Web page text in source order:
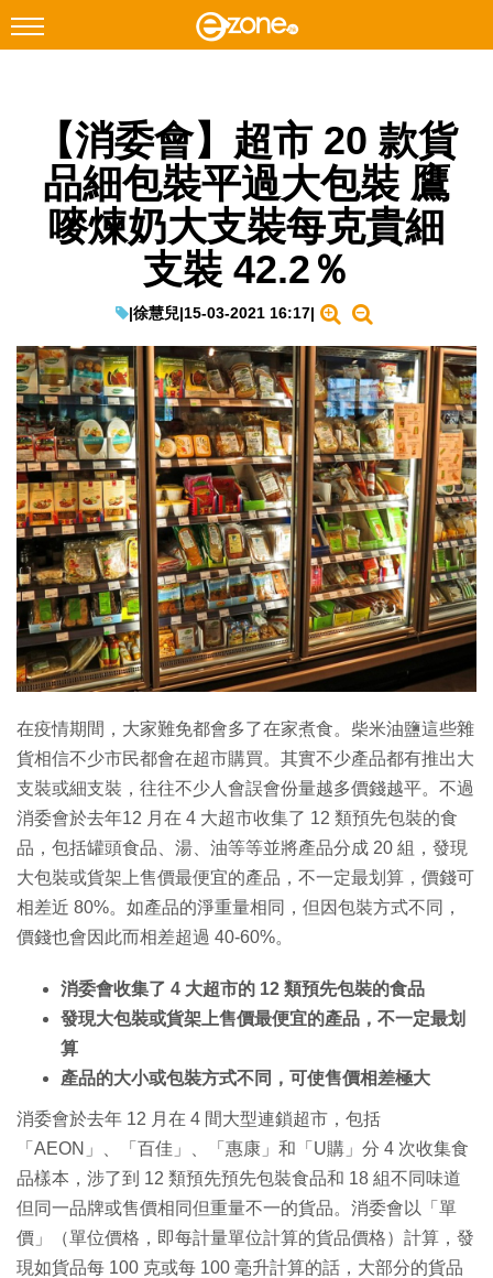
Facebook Instagram
科技焦點
網絡生活
EduTech
IT Times
生成式AI與雲端應用
Enterprise Digital Transformation
特集
【消委會】超市 20 款貨
品細包裝平過大包裝 鷹
嘜煉奶大支裝每克貴細
支裝 42.2％
|徐慧兒|15-03-2021 16:17|
在疫情期間，大家難免都會多了在家煮食。柴米油鹽這些雜
貨相信不少市民都會在超市購買。其實不少產品都有推出大
支裝或細支裝，往往不少人會誤會份量越多價錢越平。不過
消委會於去年12 月在 4 大超市收集了 12 類預先包裝的食
品，包括罐頭食品、湯、油等等並將產品分成 20 組，發現
大包裝或貨架上售價最便宜的產品，不一定最划算，價錢可
相差近 80%。如產品的淨重量相同，但因包裝方式不同，
價錢也會因此而相差超過 40-60%。
消委會收集了 4 大超市的 12 類預先包裝的食品
發現大包裝或貨架上售價最便宜的產品，不一定最划
算
產品的大小或包裝方式不同，可使售價相差極大
消委會於去年 12 月在 4 間大型連鎖超市，包括
「AEON」、「百佳」、「惠康」和「U購」分 4 次收集食
品樣本，涉了到 12 類預先預先包裝食品和 18 組不同味道
但同一品牌或售價相同但重量不一的貨品。消委會以「單
價」（單位價格，即每計量單位計算的貨品價格）計算，發
現如貨品每 100 克或每 100 毫升計算的話，大部分的貨品